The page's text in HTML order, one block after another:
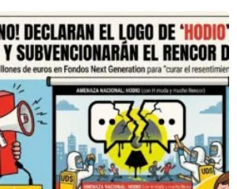
e
s
e
s
a
t
r
á
s